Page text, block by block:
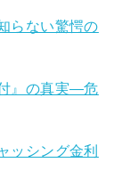
らない驚愕の
』の真実—危
ッシング金利